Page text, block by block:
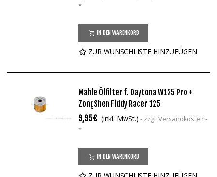
*
IN DEN WARENKORB
ZUR WUNSCHLISTE HINZUFÜGEN
Mahle Ölfilter f. Daytona W125 Pro +
ZongShen Fiddy Racer 125
9,95 € (inkl. MwSt.)
zzgl. Versandkosten
*
IN DEN WARENKORB